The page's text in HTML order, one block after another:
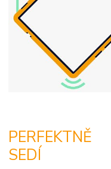
PERFEKTNĚ
SEDÍ